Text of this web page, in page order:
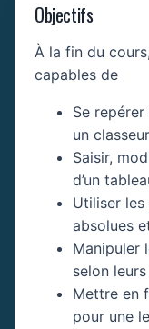
Objectifs
À la fin du
capables de
Se
un
Saisir,
d’un
Utiliser les
absolues
Manipuler
selon
Mettre en
pour une